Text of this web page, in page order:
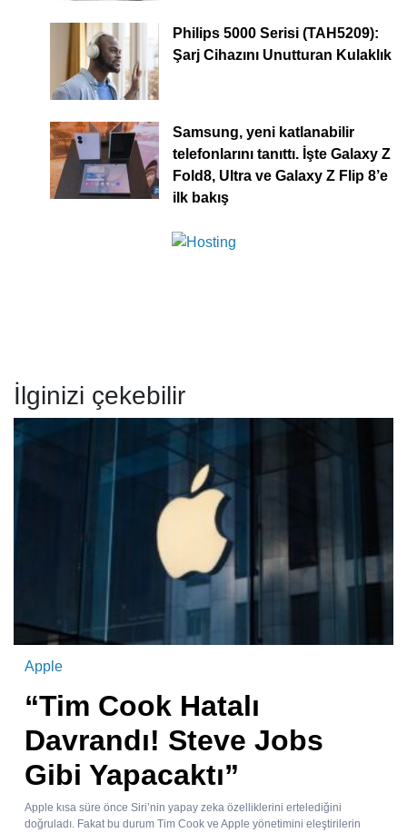
Philips 5000 Serisi (TAH5209):
Şarj Cihazını Unutturan Kulaklık
Samsung, yeni katlanabilir
telefonlarını tanıttı. İşte Galaxy Z
Fold8, Ultra ve Galaxy Z Flip 8’e
ilk bakış
İlginizi çekebilir
Apple
“Tim Cook Hatalı
Davrandı! Steve Jobs
Gibi Yapacaktı”
Apple kısa süre önce Siri’nin yapay zeka özelliklerini ertelediğini
doğruladı. Fakat bu durum Tim Cook ve Apple yönetimini eleştirilerin